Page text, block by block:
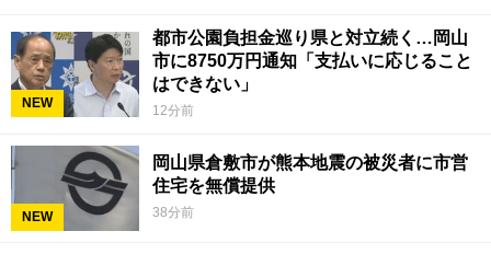
NEW
都市公園負担金巡り県と対立続く…岡山
市に8750万円通知「支払いに応じること
はできない」
12分前
NEW
岡山県倉敷市が熊本地震の被災者に市営
住宅を無償提供
38分前